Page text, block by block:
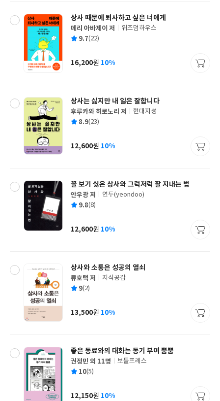
상사 때문에 퇴사하고 싶은 너에게
글
쓴
메리 아바제이 저
출
사
위즈덤하우스
평 9.7(22)
가
16,200원 10%
상사는 싫지만 내 일은 잘합니다
글
쓴
후루카와 히로노리 저
출
사
현대지성
평 8.9(23)
가
12,600원 10%
꼴 보기 싫은 상사와 그럭저럭 잘 지내는 법
글
쓴
안우광 저
출
사
연두(yeondoo)
평 9.8(8)
가
12,600원 10%
상사와 소통은 성공의 열쇠
글
쓴
류호택 저
출
사
지식공감
평 9(2)
가
13,500원 10%
좋은 동료와의 대화는 동기 부여 뿜뿜
글
쓴
권정민 외 11명
출
사
보틀프레스
평 10(5)
12,150원 10%